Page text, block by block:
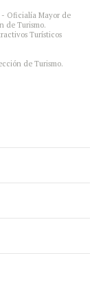
- Oficialía Mayor de
de Turismo.
Turísticos
de Turismo.